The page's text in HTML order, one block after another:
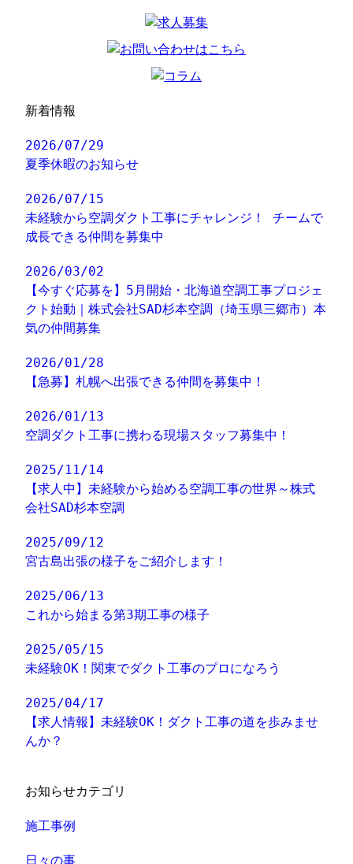
新着情報
2026/07/29
夏季休暇のお知らせ
2026/07/15
未経験から空調ダクト工事にチャレンジ！ チームで
成長できる仲間を募集中
2026/03/02
【今すぐ応募を】5月開始・北海道空調工事プロジェ
クト始動｜株式会社SAD杉本空調（埼玉県三郷市）本
気の仲間募集
2026/01/28
【急募】札幌へ出張できる仲間を募集中！
2026/01/13
空調ダクト工事に携わる現場スタッフ募集中！
2025/11/14
【求人中】未経験から始める空調工事の世界～株式
会社SAD杉本空調
2025/09/12
宮古島出張の様子をご紹介します！
2025/06/13
これから始まる第3期工事の様子
2025/05/15
未経験OK！関東でダクト工事のプロになろう
2025/04/17
【求人情報】未経験OK！ダクト工事の道を歩みませ
んか？
お知らせカテゴリ
施工事例
日々の事